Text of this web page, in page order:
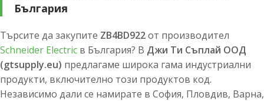
България
Търсите да закупите ZB4BD922от производител
Schneider Electric в България? В Джи Ти Съплай ООД
(gtsupply.eu) предлагаме широка гама индустриални
продукти, включително този продуктов код.
Независимо дали се намирате в София, Пловдив, Варна,